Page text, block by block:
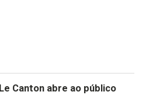
Le Canton abre ao público